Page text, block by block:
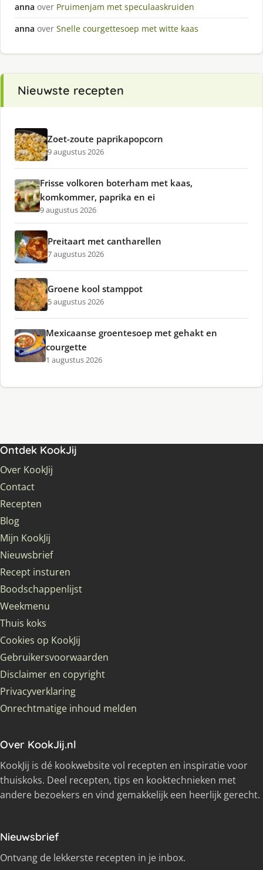
anna over Pruimenjam met speculaaskruiden
anna over Snelle courgettesoep met witte kaas
Nieuwste recepten
Zoet-zoute paprikapopcorn
9 augustus 2026
Frisse volkoren boterham met kaas,
komkommer, paprika en ei
9 augustus 2026
Preitaart met cantharellen
7 augustus 2026
Groene kool stamppot
5 augustus 2026
Mexicaanse groentesoep met gehakt en
courgette
1 augustus 2026
Ontdek KookJij
Over KookJij
Contact
Recepten
Blog
Mijn KookJij
Nieuwsbrief
Recept insturen
Boodschappenlijst
Weekmenu
Thuis koks
Cookies op KookJij
Gebruikersvoorwaarden
Disclaimer en copyright
Privacyverklaring
Onrechtmatige inhoud melden
Over KookJij.nl
KookJij is dé kookwebsite vol recepten en inspiratie voor
thuiskoks. Deel recepten, tips en kooktechnieken met
andere bezoekers en vind gemakkelijk een heerlijk gerecht.
Nieuwsbrief
Ontvang de lekkerste recepten in je inbox.